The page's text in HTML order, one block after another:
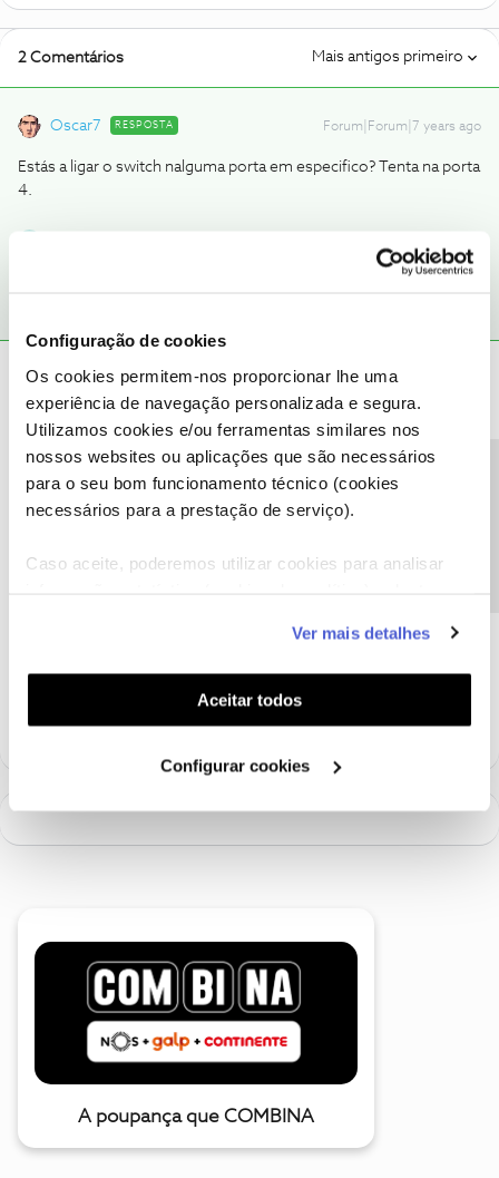
Configuração de cookies
Os cookies permitem-nos proporcionar lhe uma
experiência de navegação personalizada e segura.
Utilizamos cookies e/ou ferramentas similares nos
nossos websites ou aplicações que são necessários
para o seu bom funcionamento técnico (cookies
necessários para a prestação de serviço).
Caso aceite, poderemos utilizar cookies para analisar
funcionalidades (cookies de personalização e
funcionalidade) e adaptar anúncios aos seus interesses
(cookies de publicidade personalizada). Pode gerir a
utilização dos cookies clicando em "Configurar
Ver mais detalhes
Aceitar todos
Configurar cookies
2 Comentários Mais antigos primeiro
Oscar7 RESPOSTA Forum|Forum|7 years ago
Estás a ligar o switch nalguma porta em especifico? Tenta na porta
4.
X Xavier Cardoso Bexiga Forum|Forum|7 years ago
No router tinha o cabo que vai para o switch, na porta 3 (no switch
na porta 1 como indicado nas instruções do switch).
Fiz o que sugeriste, e liguei o cabo na porta 4 do router.
Aparentemente resolveu o problema, continuo com acesso ao
A poupança que COMBINA